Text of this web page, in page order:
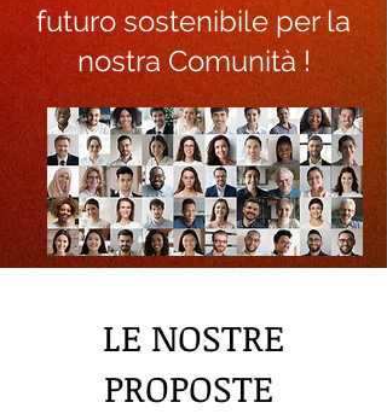
futuro sostenibile per la
nostra Comunità !
LE NOSTRE
PROPOSTE